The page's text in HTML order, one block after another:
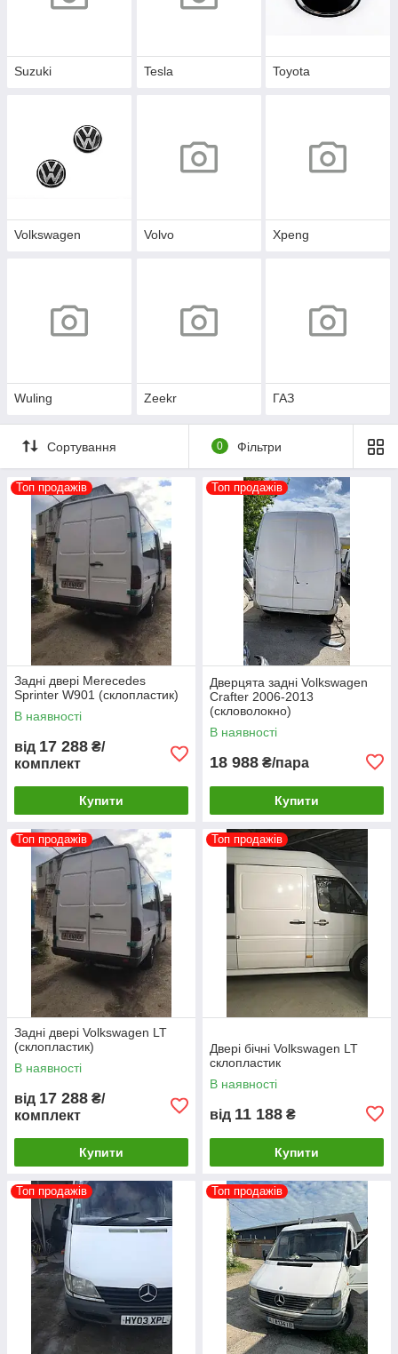
Suzuki Tesla Toyota
Volkswagen Volvo Xpeng
Wuling Zeekr ГАЗ
Сортування 0 Фільтри
Топ продажів
Задні двері Merecedes
Sprinter W901 (склопластик)
В наявності
від 17 288 ₴/
комплект
Купити
Топ продажів
Дверцята задні Volkswagen
Crafter 2006-2013
(скловолокно)
В наявності
18 988 ₴/пара
Купити
Топ продажів
Задні двері Volkswagen LT
(склопластик)
В наявності
від 17 288 ₴/
комплект
Купити
Топ продажів
Двері бічні Volkswagen LT
склопластик
В наявності
від 11 188 ₴
Купити
Топ продажів Топ продажів